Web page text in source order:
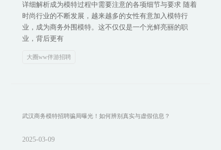
详细解析成为模特过程中需要注意的各项细节与要求 随着
时尚行业的不断发展，越来越多的女性有意加入模特行
业，成为商务外围模特。这不仅仅是一个光鲜亮丽的职
业，背后更有
大圈ww伴游招聘
武汉商务模特招聘骗局曝光！如何辨别真实与虚假信息？
2025-03-09